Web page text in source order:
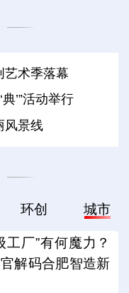
艺术季落幕
’”活动举行
风景线
环创 城市
工厂”有何魔力？
解码合肥智造新